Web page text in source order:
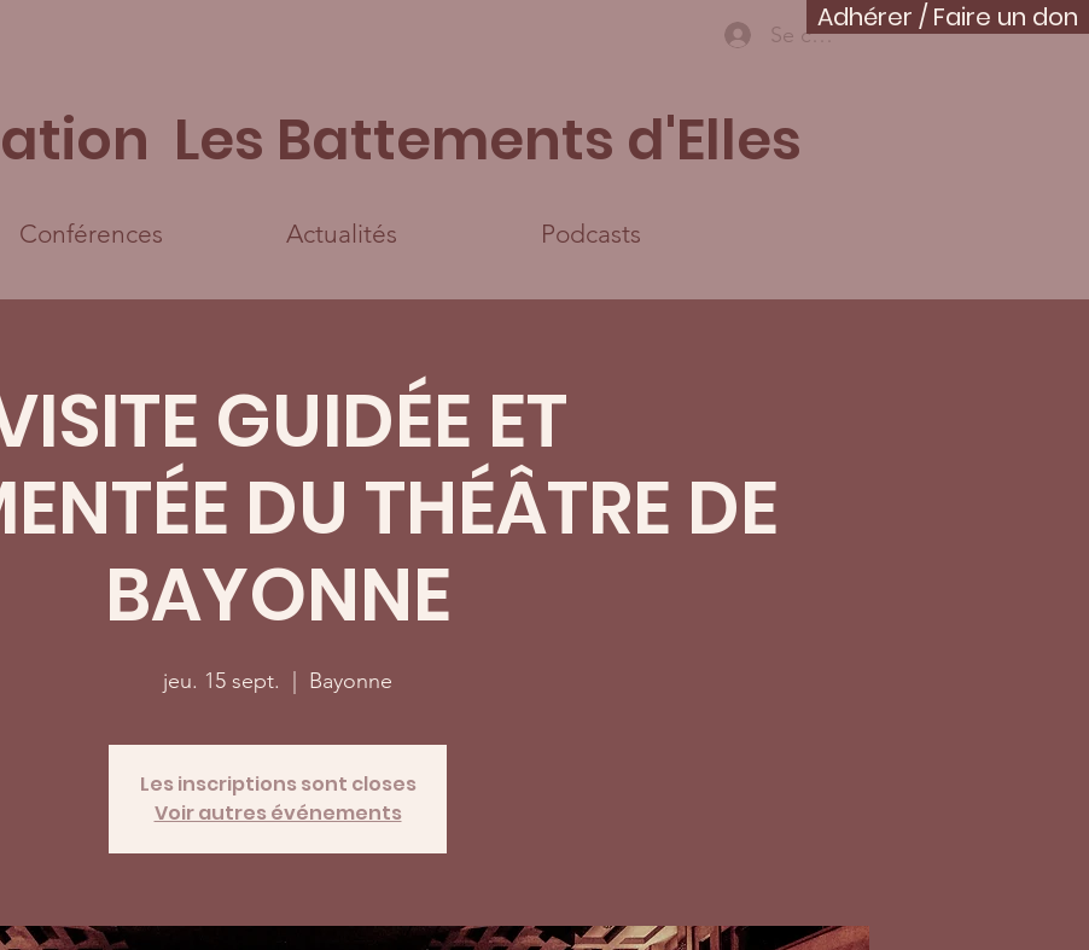
Adhérer / Faire un don
Se connecter
Les Battements d'Elles
Conférences Actualités Podcasts
GUIDÉE ET
DU THÉÂTRE DE
BAYONNE
jeu. 15 sept. Bayonne
Les inscriptions sont closes
Voir autres événements